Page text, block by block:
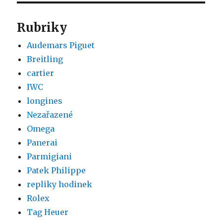
Rubriky
Audemars Piguet
Breitling
cartier
IWC
longines
Nezařazené
Omega
Panerai
Parmigiani
Patek Philippe
repliky hodinek
Rolex
Tag Heuer